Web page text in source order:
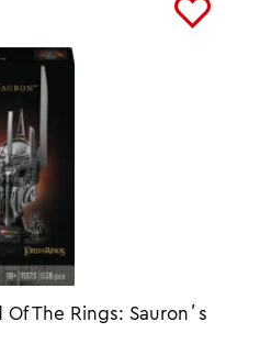
The Rings: Sauron΄s